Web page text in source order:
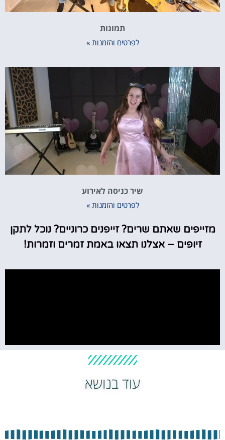
תמונות
לפרטים והזמנות »
שיר כניסה לאירוע
לפרטים והזמנות »
מזייפים שאתם שרים? זייפנים כרוניים? נוכל לתקן
זיופים – אצלנו תצאו באמת זמרים וזמרות!
עוד בנושא